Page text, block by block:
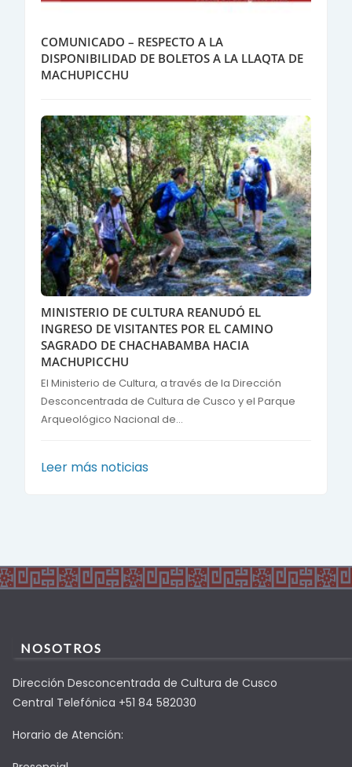
COMUNICADO – RESPECTO A LA
DISPONIBILIDAD DE BOLETOS A LA LLAQTA DE
MACHUPICCHU
MINISTERIO DE CULTURA REANUDÓ EL
INGRESO DE VISITANTES POR EL CAMINO
SAGRADO DE CHACHABAMBA HACIA
MACHUPICCHU
El Ministerio de Cultura, a través de la Dirección
Desconcentrada de Cultura de Cusco y el Parque
Arqueológico Nacional de...
Leer más noticias
NOSOTROS
Dirección Desconcentrada de Cultura de Cusco
Central Telefónica +51 84 582030
Horario de Atención: